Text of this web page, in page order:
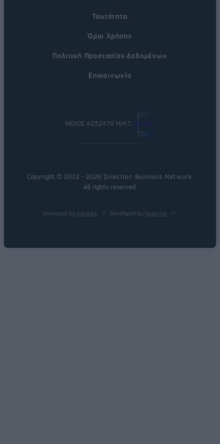
Ταυτότητα
Όροι Χρήσης
Πολιτική Προστασίας Δεδομένων
Επικοινωνία
ΜΕΛΟΣ #232470 Μ.Η.Τ.
Copyright © 2012 - 2026 Direction Business Network.
All rights reserved.
Designed by nikolas Developed by Nuevvo